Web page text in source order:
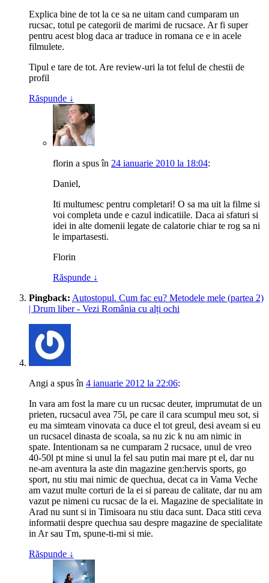
Explica bine de tot la ce sa ne uitam cand cumparam un
rucsac, totul pe categorii de marimi de rucsace. Ar fi super
pentru acest blog daca ar traduce in romana ce e in acele
filmulete.
Tipul e tare de tot. Are review-uri la tot felul de chestii de
profil
Răspunde ↓
florin a spusîn 24 ianuarie 2010 la 18:04:
Daniel,
Iti multumesc pentru completari! O sa ma uit la filme si
voi completa unde e cazul indicatiile. Daca ai sfaturi si
idei in alte domenii legate de calatorie chiar te rog sa ni
le impartasesti.
Florin
Răspunde ↓
Pingback: Autostopul. Cum fac eu? Metodele mele (partea 2)
| Drum liber - Vezi România cu alți ochi
Angi a spusîn 4 ianuarie 2012 la 22:06:
In vara am fost la mare cu un rucsac deuter, imprumutat de un
prieten, rucsacul avea 75l, pe care il cara scumpul meu sot, si
eu ma simteam vinovata ca duce el tot greul, desi aveam si eu
un rucsacel dinasta de scoala, sa nu zic k nu am nimic in
spate. Intentionam sa ne cumparam 2 rucsace, unul de vreo
40-50l pt mine si unul la fel sau putin mai mare pt el, dar nu
ne-am aventura la aste din magazine gen:hervis sports, go
sport, nu stiu mai nimic de quechua, decat ca in Vama Veche
am vazut multe corturi de la ei si pareau de calitate, dar nu am
vazut pe nimeni cu rucsac de la ei. Magazine de specialitate in
Arad nu sunt si in Timisoara nu stiu daca sunt. Daca stiti ceva
informatii despre quechua sau despre magazine de specialitate
in Ar sau Tm, spune-ti-mi si mie.
Răspunde ↓